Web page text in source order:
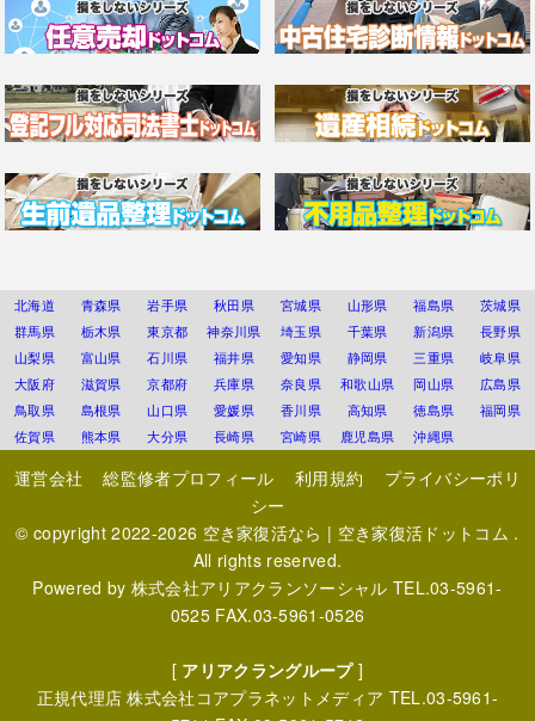
北海道 青森県 岩手県 秋田県 宮城県 山形県 福島県
茨城県
群馬県
栃木県 東京都 神奈川県 埼玉県 千葉県 新潟県
長野県
山梨県
富山県 石川県 福井県 愛知県 静岡県 三重県
岐阜県
大阪府
滋賀県 京都府 兵庫県 奈良県 和歌山県 岡山県
広島県
鳥取県
島根県 山口県 愛媛県 香川県 高知県 徳島県
福岡県
佐賀県
熊本県 大分県 長崎県 宮崎県 鹿児島県 沖縄県
運営会社 総監修者プロフィール 利用規約
プライバシーポリ
シー
© copyright 2022-2026 空き家復活なら | 空き家復活ドットコム .
All rights reserved.
Powered by 株式会社アリアクランソーシャル TEL.03-5961-
0525 FAX.03-5961-0526
[ アリアクラングループ]
正規代理店株式会社コアプラネットメディア TEL.03-5961-